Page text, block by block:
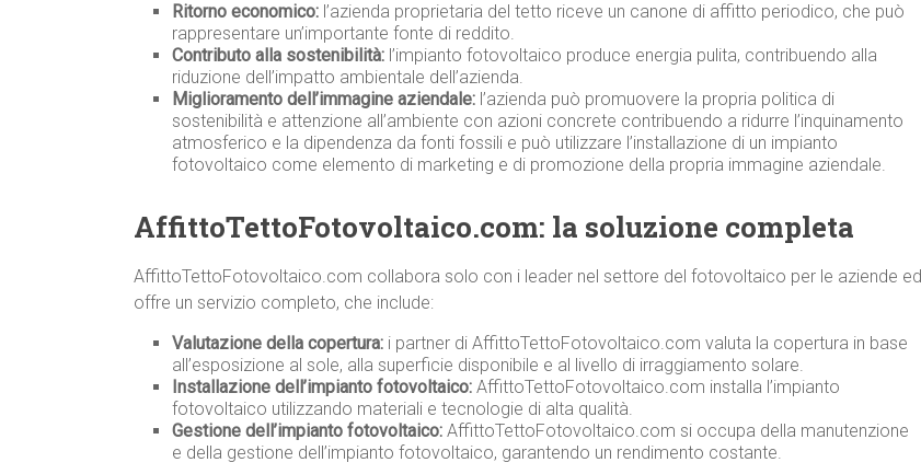
Ritorno economico: l’azienda proprietaria del tetto riceve un canone di affitto periodico, che può
rappresentare un’importante fonte di reddito.
Contributo alla sostenibilità: l’impianto fotovoltaico produce energia pulita, contribuendo alla
riduzione dell’impatto ambientale dell’azienda.
Miglioramento dell’immagine aziendale: l’azienda può promuovere la propria politica di
sostenibilità e attenzione all’ambiente con azioni concrete contribuendo a ridurre l’inquinamento
atmosferico e la dipendenza da fonti fossili e può utilizzare l’installazione di un impianto
fotovoltaico come elemento di marketing e di promozione della propria immagine aziendale.
AffittoTettoFotovoltaico.com: la soluzione completa
AffittoTettoFotovoltaico.com collabora solo con i leader nel settore del fotovoltaico per le aziende ed
offre un servizio completo, che include:
Valutazione della copertura: i partner di AffittoTettoFotovoltaico.com valuta la copertura in base
all’esposizione al sole, alla superficie disponibile e al livello di irraggiamento solare.
Installazione dell’impianto fotovoltaico: AffittoTettoFotovoltaico.com installa l’impianto
fotovoltaico utilizzando materiali e tecnologie di alta qualità.
Gestione dell’impianto fotovoltaico: AffittoTettoFotovoltaico.com si occupa della manutenzione
e della gestione dell’impianto fotovoltaico, garantendo un rendimento costante.